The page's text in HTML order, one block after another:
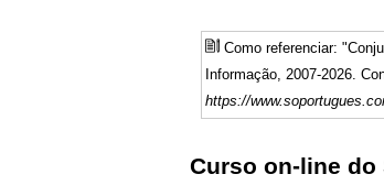
Como referenciar:
Informação, 2007-2026.
https://
Curso on-line do